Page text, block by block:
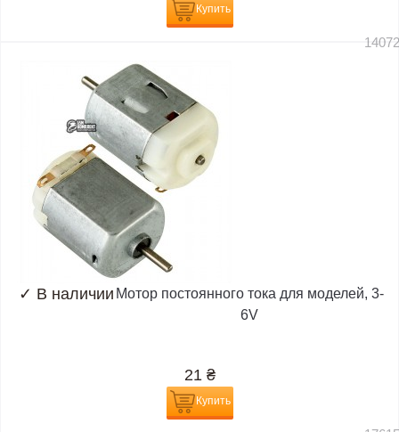
Купить
✓ В наличии Мотор постоянного тока для моделей, 3-
6V
21 ₴
Купить